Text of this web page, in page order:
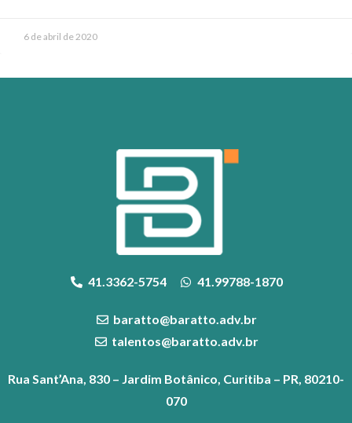
6 de abril de 2020
41.3362-5754 41.99788-1870
baratto@baratto.adv.br
talentos@baratto.adv.br
Rua Sant’Ana, 830 – Jardim Botânico, Curitiba – PR, 80210-
070